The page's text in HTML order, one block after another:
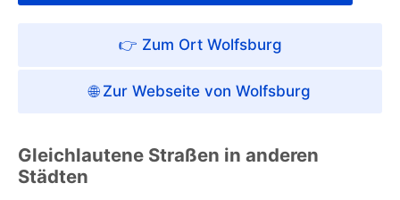
👉 Zum Ort Wolfsburg
🌐 Zur Webseite von Wolfsburg
Gleichlautene Straßen in anderen
Städten